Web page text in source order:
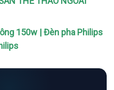
150w | Đèn pha Philips